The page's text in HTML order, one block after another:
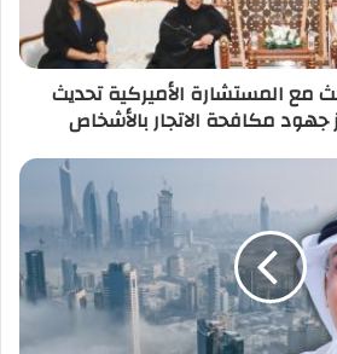
مع المستشارة الأميركية تحديث
جهود مكافحة الاتجار بالأشخاص